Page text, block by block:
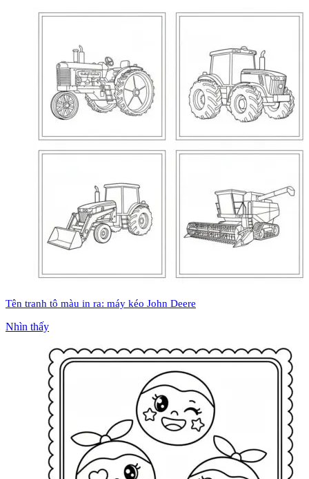
Tên tranh tô màu in ra: máy kéo John Deere
Nhìn thấy